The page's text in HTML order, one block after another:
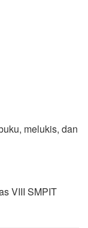
melukis, dan
VIII SMPIT